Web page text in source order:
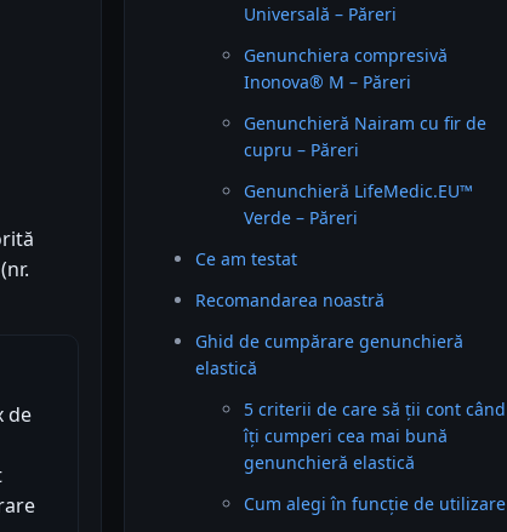
de
Universală – Păreri
Genunchiera compresivă
Inonova® M – Păreri
Genunchieră Nairam cu fir de
cupru – Păreri
Genunchieră LifeMedic.EU™
Verde – Păreri
Ce am testat
Recomandarea noastră
Ghid de cumpărare genunchieră
elastică
5 criterii de care să ții cont când
îți cumperi cea mai bună
genunchieră elastică
Cum alegi în funcție de utilizare